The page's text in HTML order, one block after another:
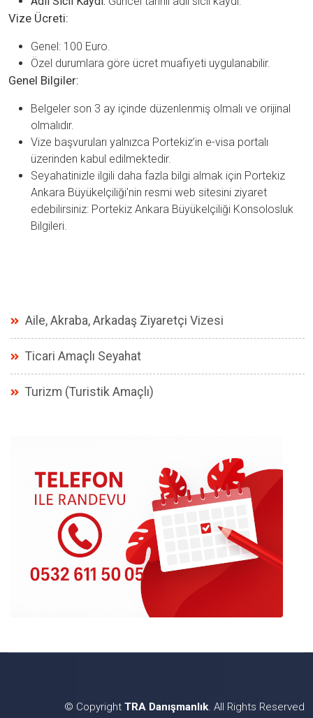
Vize Ücreti:
Genel: 100 Euro.
Özel durumlara göre ücret muafiyeti uygulanabilir.
Genel Bilgiler:
Belgeler son 3 ay içinde düzenlenmiş olmalı ve orijinal
olmalıdır.
Vize başvuruları yalnızca Portekiz’in e-visa portalı
üzerinden kabul edilmektedir.
Seyahatinizle ilgili daha fazla bilgi almak için Portekiz
Ankara Büyükelçiliği'nin resmi web sitesini ziyaret
edebilirsiniz: Portekiz Ankara Büyükelçiliği Konsolosluk
Bilgileri.
Aile, Akraba, Arkadaş Ziyaretçi Vizesi
Ticari Amaçlı Seyahat
Turizm (Turistik Amaçlı)
© Copyright TRA Danışmanlık. All Rights Reserved